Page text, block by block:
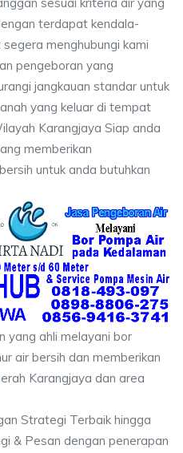
terdapat kendala-
menghubungi kami
pengeboran yang
jangkauan standar untuk
yang keluar di tempat
Karangjaya Siap anda
memberikan
untuk anda butuhkan
yang ahli melayani bor
air bersih dan memberikan
Karangjaya dan area
Strategi Terbaik hingga
& Pesan dengan penerapan